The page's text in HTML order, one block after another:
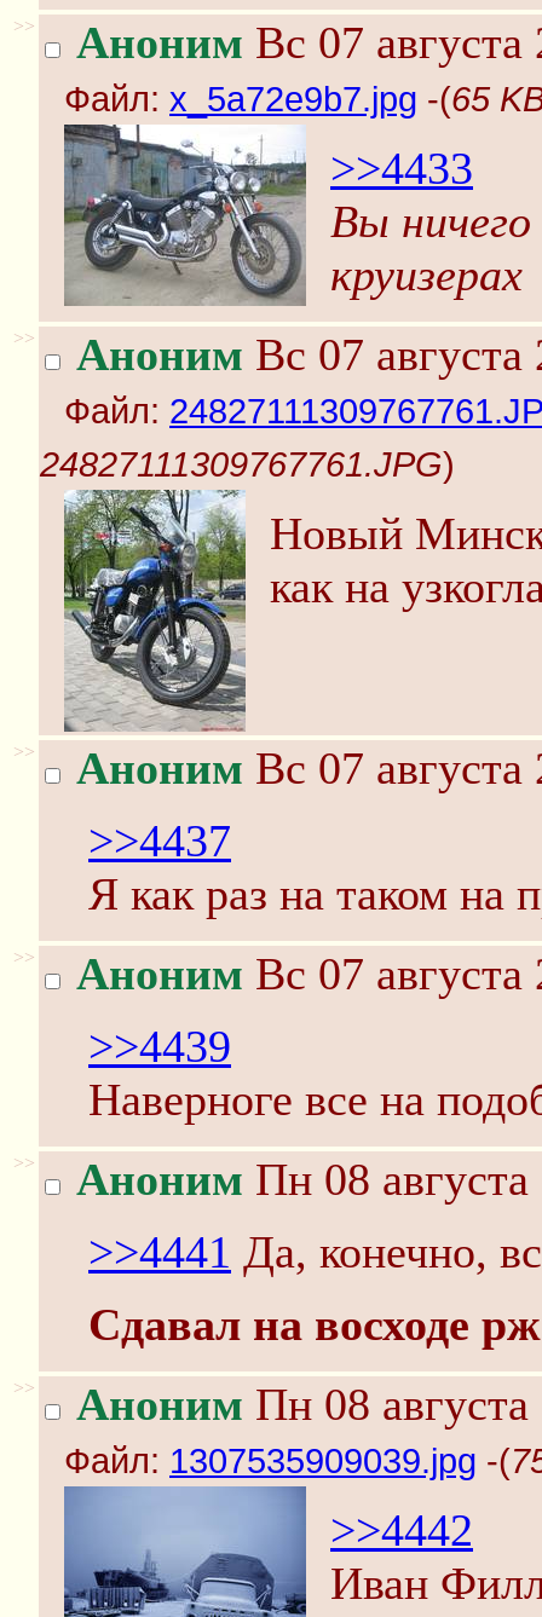
>> Аноним Вс 07
Файл: x_5a72e9b7.jpg -(65
>>4433
Вы
круизерах
>> Аноним Вс 07
Файл:
24827111309767761.JPG)
Новый
как на
>> Аноним Вс 07
>>4437
Я как раз на таком на
>> Аноним Вс 07
>>4439
Наверноге все на
>> Аноним Пн 08
>>4441 Да, конечно,
Сдавал на восходе
>> Аноним Пн 08
Файл: 1307535909039.jpg -(
>>4442
Иван